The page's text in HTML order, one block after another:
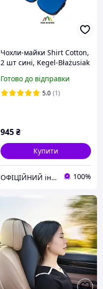
Чохли-майки Shirt Cotton,
2 шт сині, Kegel-Błażusiak
Готово до відправки
5.0 (1)
945₴
Купити
ОФІЦІЙНИЙ інтернет-магазин "KEGEL 24" від офіційного імпортера товарів KEGEL-BŁAŻUSIAK в Україну. 100%